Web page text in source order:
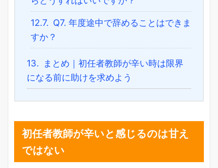
12.7. Q7. 年度途中で辞めることはできま
すか？
13.
まとめ｜初任者教師が辛い時は限界
になる前に助けを求めよう
初任者教師が辛いと感じるのは甘え
ではない